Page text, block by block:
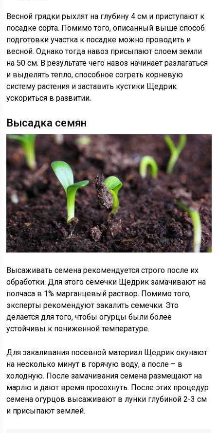
Весной грядки рыхлят на глубину 4 см и приступают к
посадке сорта. Помимо того, описанный выше способ
подготовки участка к посадке можно проводить и
весной. Однако тогда навоз присыпают слоем земли
на 50 см. В результате чего навоз начинает разлагаться
и выделять тепло, способное согреть корневую
систему растения и заставить кустики Щедрик
ускориться в развитии.
Высадка семян
Высаживать семена рекомендуется строго после их
обработки. Для этого семечки Щедрик замачивают на
полчаса в 1% марганцевый раствор. Помимо того,
эксперты рекомендуют закалить семечки. Это
делается для того, чтобы огурцы были более
устойчивы к пониженной температуре.
Для закаливания посевной материал Щедрик окунают
на несколько минут в горячую воду, а после – в
холодную. После замачивания семена размещают на
марлю и дают время просохнуть. После этих процедур
семена огурцов высаживают в лунки глубиной 2-3 см
и присыпают землей.